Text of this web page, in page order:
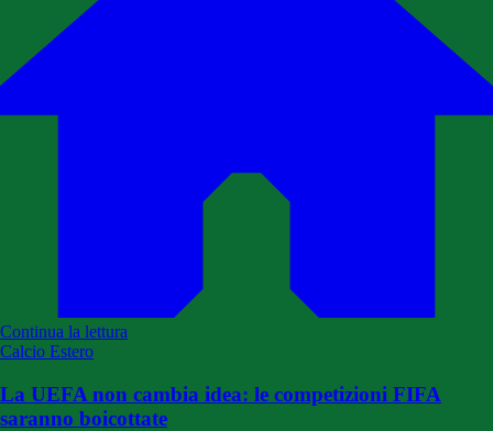
Continua la lettura
Calcio Estero
La UEFA non cambia idea: le competizioni FIFA
saranno boicottate